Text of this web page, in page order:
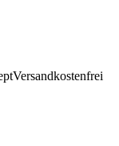
Versandkostenfrei